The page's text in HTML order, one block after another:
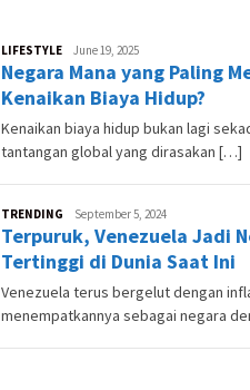
LIFESTYLE Andesma
Candra
June 19, 2025
Negara Mana yang Paling
Kenaikan Biaya Hidup?
Kenaikan biaya hidup bukan lagi
tantangan global yang dirasakan […]
TRENDING Andesma
Candra
September 5, 2024
Terpuruk, Venezuela Jadi
Tertinggi di Dunia Saat Ini
Venezuela terus bergelut dengan
menempatkannya sebagai negara